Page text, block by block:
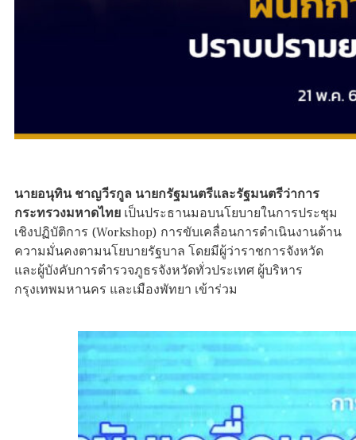
นายอนุทิน ชาญวีรกูล นายกรัฐมนตรีและรัฐมนตรีว่าการ
กระทรวงมหาดไทย เป็นประธานมอบนโยบายในการประชุม
เชิงปฏิบัติการ (Workshop) การขับเคลื่อนการดำเนินงานด้าน
ความมั่นคงตามนโยบายรัฐบาล โดยมีผู้ว่าราชการจังหวัด
และผู้บังคับการตำรวจภูธรจังหวัดทั่วประเทศ ผู้บริหาร
กรุงเทพมหานคร และเมืองพัทยา เข้าร่วม